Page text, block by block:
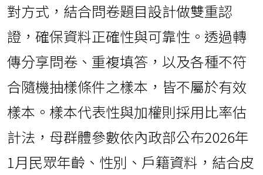
對方式，結合問卷題目設計做雙重認
證，確保資料正確性與可靠性。透過轉
傳分享問卷、重複填答，以及各種不符
合隨機抽樣條件之樣本，皆不屬於有效
樣本。樣本代表性與加權則採用比率估
計法，母群體參數依內政部公布2026年
1月民眾年齡、性別、戶籍資料，結合皮